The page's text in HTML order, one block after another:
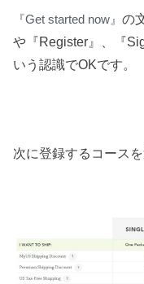
『Get started now』の
や『Register』、『
いう認識でOKです。
次に登録するコースを